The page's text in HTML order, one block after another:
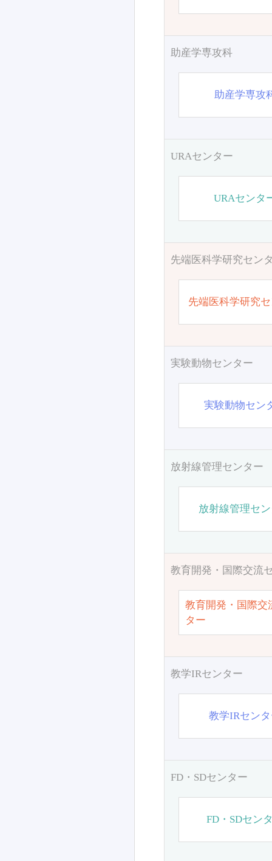
助産学専攻科
助産学専攻
URAセンター
URAセンタ
先端医科学研究セン
先端医科学研究
実験動物センター
実験動物セン
放射線管理センター
放射線管理セ
教育開発・国際交流
教育開発・国際交
ター
教学IRセンター
教学IRセン
FD・SDセンター
FD・SDセン